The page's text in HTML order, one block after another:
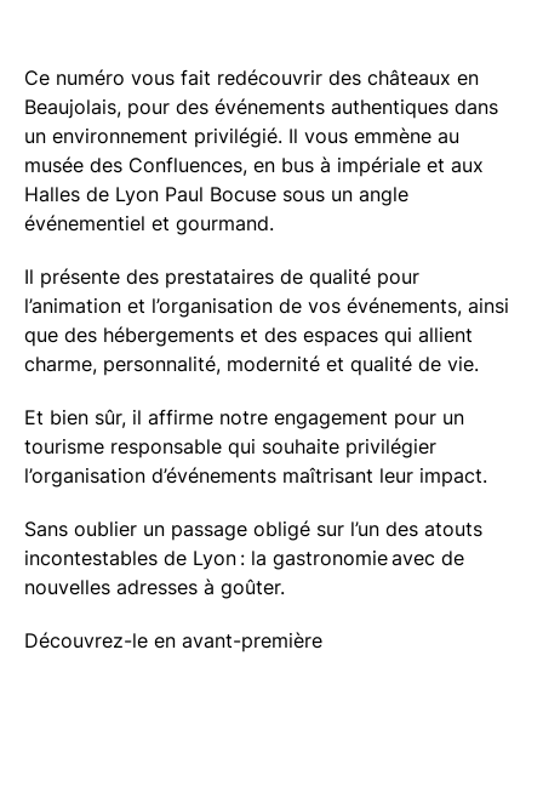
Ce numéro vous fait redécouvrir des châteaux en
Beaujolais, pour des événements authentiques dans
un environnement privilégié. Il vous emmène au
musée des Confluences, en bus à impériale et aux
Halles de Lyon Paul Bocuse sous un angle
événementiel et gourmand.
Il présente des prestataires de qualité pour
l’animation et l’organisation de vos événements, ainsi
que des hébergements et des espaces qui allient
charme, personnalité, modernité et qualité de vie.
Et bien sûr, il affirme notre engagement pour un
tourisme responsable qui souhaite privilégier
l’organisation d’événements maîtrisant leur impact.
Sans oublier un passage obligé sur l’un des atouts
incontestables de Lyon : la gastronomie avec de
nouvelles adresses à goûter.
Découvrez-le en avant-première